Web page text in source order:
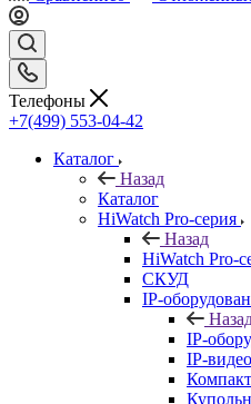
Телефоны
+7(499) 553-04-42
Каталог
Назад
Каталог
HiWatch Pro-серия
Назад
HiWatch Pro-
CКУД
IP-
IP-
IP-